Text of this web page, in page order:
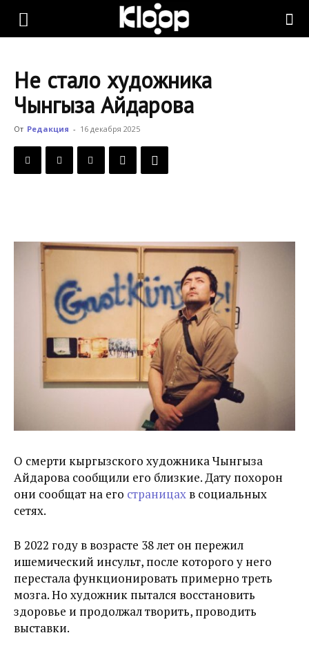
KLOOP.KG
Новости
Не стало художника
Чынгыза Айдарова
От Редакция - 16 декабря 2025
О смерти кыргызского художника Чынгыза
Айдарова сообщили его близкие. Дату похорон
они сообщат на его страницах в социальных
сетях.
В 2022 году в возрасте 38 лет он пережил
ишемический инсульт, после которого у него
перестала функционировать примерно треть
мозга. Но художник пытался восстановить
здоровье и продолжал творить, проводить
выставки.